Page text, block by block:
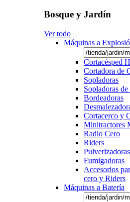
Bosque y Jardín
Ver todo
Máquinas a
Cortacésped
Cortadora de
Sopladoras
Sopladoras
Bordeadoras
Cortacerco y
Minitractores
Radio Cero
Riders
Pulverizadoras
Fumigadoras
Accesorios
cero y Riders
Máquinas a Batería